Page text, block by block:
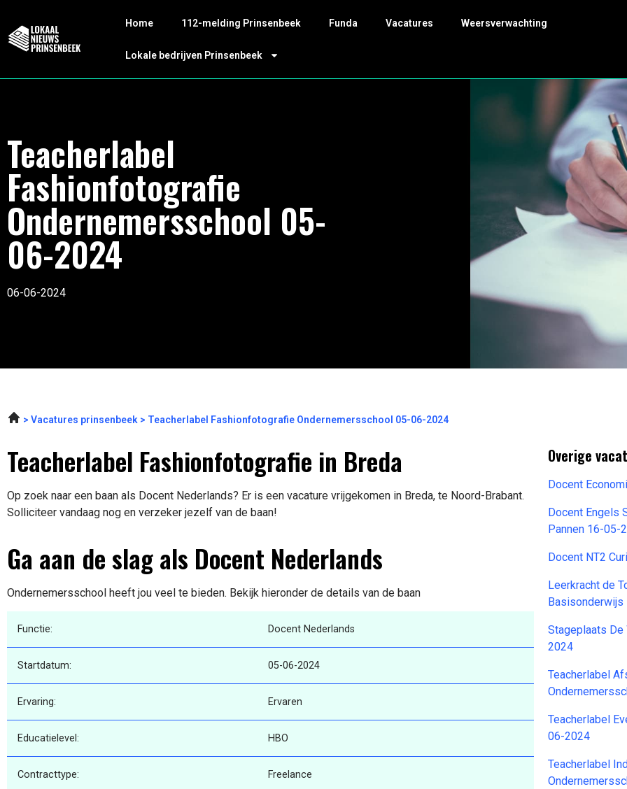
Home 112-melding Prinsenbeek Funda Vacatures Weersverwachting
Lokale bedrijven Prinsenbeek
Teacherlabel
Fashionfotografie
Ondernemersschool 05-
06-2024
06-06-2024
Vacatures prinsenbeek Teacherlabel Fashionfotografie Ondernemersschool 05-06-2024
Teacherlabel Fashionfotografie in Breda
Op zoek naar een baan als Docent Nederlands? Er is een vacature vrijgekomen in Breda, te Noord-Brabant.
Solliciteer vandaag nog en verzeker jezelf van de baan!
Ga aan de slag als Docent Nederlands
Ondernemersschool heeft jou veel te bieden. Bekijk hieronder de details van de baan
Functie: Docent Nederlands
Startdatum: 05-06-2024
Ervaring: Ervaren
Educatielevel: HBO
Contracttype: Freelance
Overige
Docent
Docent Engels
Pannen 16-05-
Docent NT2
Leerkracht de
Stageplaats
2024
Teacherlabel
Teacherlabel
06-2024
Teacherlabel